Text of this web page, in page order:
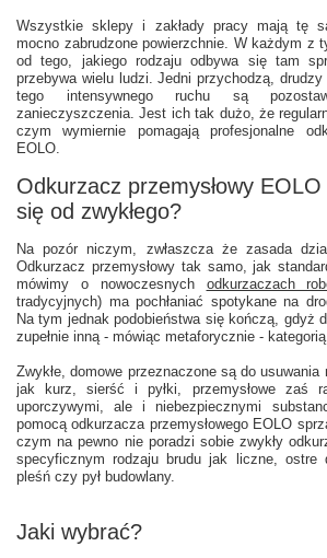
Wszystkie sklepy i zakłady pracy mają tę
mocno zabrudzone powierzchnie. W każdym z
od tego, jakiego rodzaju odbywa się tam
przebywa wielu ludzi. Jedni przychodzą,
tego intensywnego ruchu są
zanieczyszczenia. Jest ich tak dużo, że
czym wymiernie pomagają profesjonalne
EOLO.
Odkurzacz przemysłowy
się od zwykłego?
Na pozór niczym, zwłaszcza że zasada
Odkurzacz przemysłowy tak samo, jak
mówimy o nowoczesnych odkurzaczach
tradycyjnych) ma pochłaniać spotykane na
Na tym jednak podobieństwa się kończą, gdyż
zupełnie inną - mówiąc metaforycznie -
Zwykłe, domowe przeznaczone są do
jak kurz, sierść i pyłki, przemysłowe zaś
uporczywymi, ale i niebezpiecznymi
pomocą odkurzacza przemysłowego EOLO
czym na pewno nie poradzi sobie zwykły
specyficznym rodzaju brudu jak liczne, ostre
pleśń czy pył budowlany.
Jaki wybrać?